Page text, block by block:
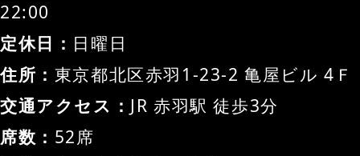
22:00
定休日： 日曜日
住所： 東京都北区赤羽1-23-2 亀屋ビル 4Ｆ
交通アクセス： JR 赤羽駅 徒歩3分
席数： 52席